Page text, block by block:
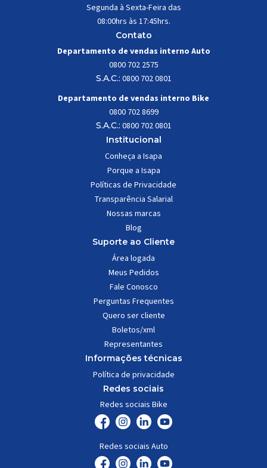
Segunda à Sexta-Feira das
08:00hrs às 17:45hrs.
Contato
Departamento de vendas interno Auto
0800 702 2575
S.A.C.: 0800 702 0801
Departamento de vendas interno Bike
0800 702 8699
S.A.C.: 0800 702 0801
Institucional
Conheça a Isapa
Porque a Isapa
Políticas de Privacidade
Transparência Salarial
Nossas marcas
Blog
Suporte ao Cliente
Área logada
Meus Pedidos
Fale Conosco
Perguntas Frequentes
Quero ser cliente
Boletos/xml
Representantes
Informações técnicas
Política de privacidade
Redes sociais
Redes sociais Bike
Redes sociais Auto